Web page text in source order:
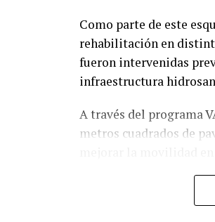
Como parte de este
rehabilitación en
fueron intervenidas
infraestructura
A través del programa
metros cuadrados de